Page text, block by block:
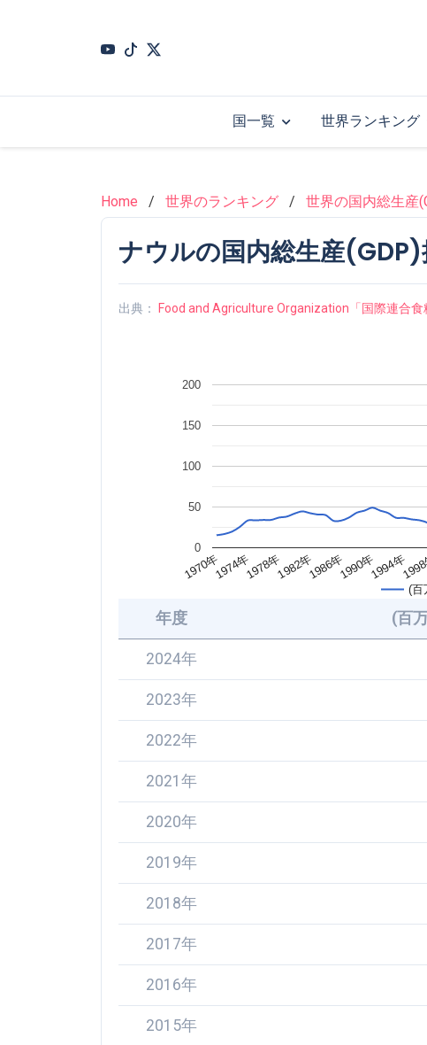
国一覧 世界ランキング
Home 世界のランキング 世界の国内総生産
ナウルの国内総生産
出典： Food and Agriculture Organization「国際連合食
(百
1970年1974年1978年1982年1986年1990年1994年
0
50
100
150
200
年度 (百
2024年
2023年
2022年
2021年
2020年
2019年
2018年
2017年
2016年
2015年